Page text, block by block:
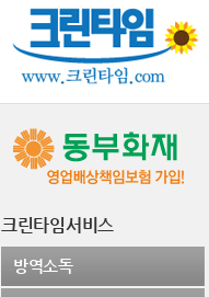
크린타임서비스
방역소독